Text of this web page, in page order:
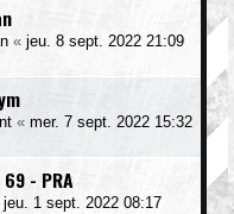
« jeu. 8 sept. 2022 21:09
« mer. 7 sept. 2022 15:32
- PRA
jeu. 1 sept. 2022 08:17